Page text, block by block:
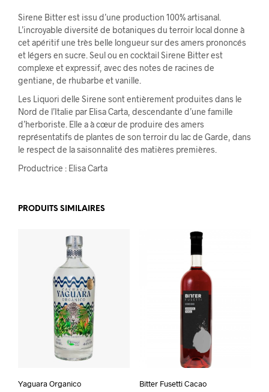
Sirene Bitter est issu d’une production 100% artisanal.
L’incroyable diversité de botaniques du terroir local donne à
cet apéritif une très belle longueur sur des amers prononcés
et légers en sucre. Seul ou en cocktail Sirene Bitter est
complexe et expressif, avec des notes de racines de
gentiane, de rhubarbe et vanille.
Les Liquori delle Sirene sont entièrement produites dans le
Nord de l’Italie par Elisa Carta, descendante d’une famille
d’herboriste. Elle a à cœur de produire des amers
représentatifs de plantes de son terroir du lac de Garde, dans
le respect de la saisonnalité des matières premières.
Productrice : Elisa Carta
PRODUITS SIMILAIRES
Yaguara Organico Bitter Fusetti Cacao